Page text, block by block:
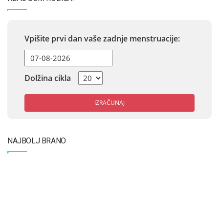
Vpišite prvi dan vaše zadnje menstruacije:
Dolžina cikla
IZRAČUNAJ
NAJBOLJ BRANO